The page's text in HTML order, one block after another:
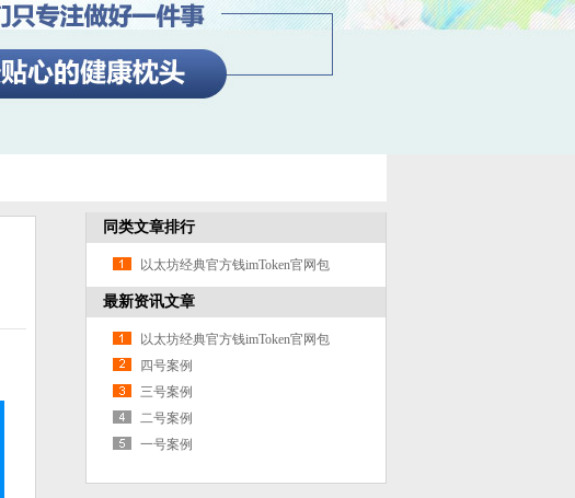
同类文章排行
以太坊经典官方钱imToken官网包
最新资讯文章
以太坊经典官方钱imToken官网包
四号案例
三号案例
二号案例
一号案例